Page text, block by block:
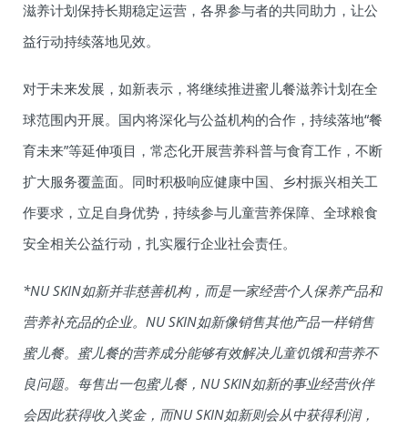
滋养计划保持长期稳定运营，各界参与者的共同助力，让公
益行动持续落地见效。
对于未来发展，如新表示，将继续推进蜜儿餐滋养计划在全
球范围内开展。国内将深化与公益机构的合作，持续落地“餐
育未来”等延伸项目，常态化开展营养科普与食育工作，不断
扩大服务覆盖面。同时积极响应健康中国、乡村振兴相关工
作要求，立足自身优势，持续参与儿童营养保障、全球粮食
安全相关公益行动，扎实履行企业社会责任。
*NU SKIN如新并非慈善机构，而是一家经营个人保养产品和
营养补充品的企业。NU SKIN如新像销售其他产品一样销售
蜜儿餐。蜜儿餐的营养成分能够有效解决儿童饥饿和营养不
良问题。每售出一包蜜儿餐，NU SKIN如新的事业经营伙伴
会因此获得收入奖金，而NU SKIN如新则会从中获得利润，